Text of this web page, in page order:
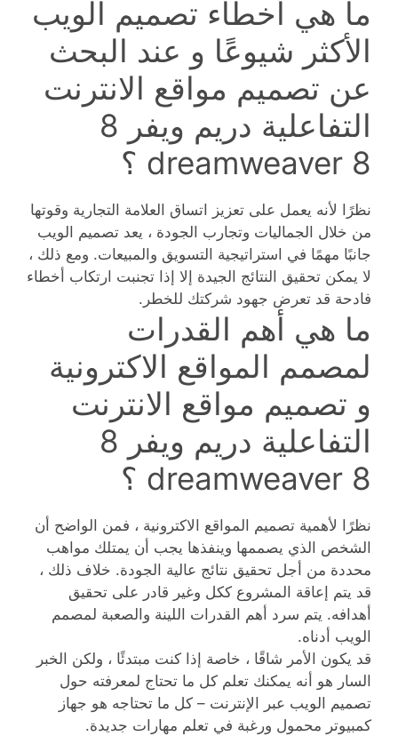
ما هي أخطاء تصميم الويب
الأكثر شيوعًا و عند البحث
عن تصميم مواقع الانترنت
التفاعلية دريم ويفر 8
dreamweaver 8 ؟
نظرًا لأنه يعمل على تعزيز اتساق العلامة التجارية وقوتها
من خلال الجماليات وتجارب الجودة ، يعد تصميم الويب
جانبًا مهمًا في استراتيجية التسويق والمبيعات. ومع ذلك ،
لا يمكن تحقيق النتائج الجيدة إلا إذا تجنبت ارتكاب أخطاء
فادحة قد تعرض جهود شركتك للخطر.
ما هي أهم القدرات
لمصمم المواقع الاكترونية
و تصميم مواقع الانترنت
التفاعلية دريم ويفر 8
dreamweaver 8 ؟
نظرًا لأهمية تصميم المواقع الاكترونية ، فمن الواضح أن
الشخص الذي يصممها وينفذها يجب أن يمتلك مواهب
محددة من أجل تحقيق نتائج عالية الجودة. خلاف ذلك ،
قد يتم إعاقة المشروع ككل وغير قادر على تحقيق
أهدافه. يتم سرد أهم القدرات اللينة والصعبة لمصمم
الويب أدناه.
قد يكون الأمر شاقًا ، خاصة إذا كنت مبتدئًا ، ولكن الخبر
السار هو أنه يمكنك تعلم كل ما تحتاج لمعرفته حول
تصميم الويب عبر الإنترنت – كل ما تحتاجه هو جهاز
كمبيوتر محمول ورغبة في تعلم مهارات جديدة.